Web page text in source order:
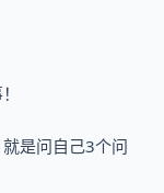
是问自己3个问